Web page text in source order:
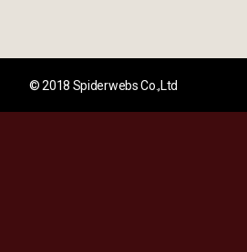
© 2018 Spiderwebs Co.,Ltd